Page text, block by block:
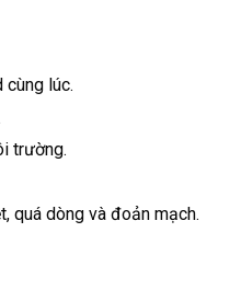
cùng lúc.
trường.
quá dòng và đoản mạch.